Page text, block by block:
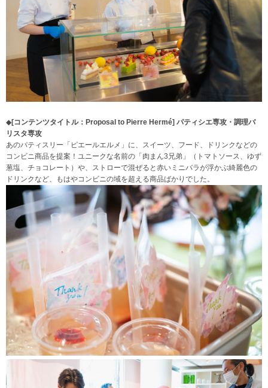
◆[コンテンツタイトル： Proposal to Pierre Hermé] パティシエ専攻・調理バ
リスタ専攻
あのパティスリー「ピエールエルメ」に、スイーツ、フード、ドリンクなどの
コンビニ商品を提案！ユニークな名前の「肉まん3兄弟」（トマトソース、ゆず
葱塩、チョコレート）や、ストローで混ぜると赤いミニバラが浮かぶ綺麗色の
ドリンクなど、もはやコンビニの域を超える商品ばかりでした。